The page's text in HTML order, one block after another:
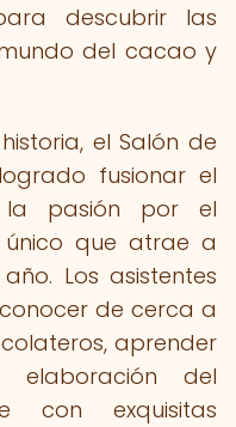
descubrir las
del cacao y
el Salón de
fusionar el
pasión por el
que atrae a
Los asistentes
de cerca a
aprender
del
con exquisitas